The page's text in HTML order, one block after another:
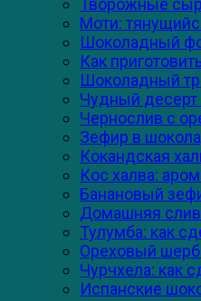
Творожные
Моти:
Шоколадный
Как
Шоколадный
Чудный десерт
Чернослив с
Зефир в
Кокандская
Кос халва:
Банановый
Домашняя
Тулумба: как
Ореховый
Чурчхела: как
Испанские